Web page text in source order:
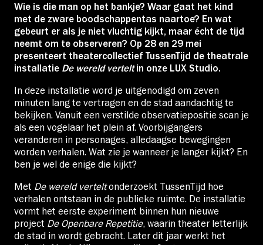
Nieuws
Account
Volg ons op:
Wie is die man op het bankje? Waar gaat het kind
met de zware boodschappentas naartoe? En wat
gebeurt er als je niet vluchtig kijkt, maar écht de tijd
neemt om te observeren? Op 28 en 29 mei
presenteert theatercollectief TussenTijd de theatrale
installatie De wereld verteltin onze LUX Studio.
In deze installatie word je uitgenodigd om zeven
minuten lang te vertragen en de stad aandachtig te
bekijken. Vanuit een verstilde observatiepositie scan je
als een vogelaar het plein af. Voorbijgangers
veranderen in personages, alledaagse bewegingen
worden verhalen. Wat zie je wanneer je langer kijkt? En
ben je wel de enige die kijkt?
Met De wereld verteltonderzoekt TussenTijd hoe
verhalen ontstaan in de publieke ruimte. De installatie
vormt het eerste experiment binnen hun nieuwe
project De Openbare Repetitie, waarin theater letterlijk
de stad in wordt gebracht. Later dit jaar werkt het